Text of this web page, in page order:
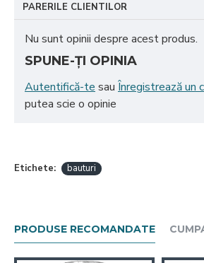
PARERILE CLIENTILOR
Nu sunt opinii despre acest produs.
SPUNE-ŢI OPINIA
Autentifică-te sau Înregistrează un
putea scie o opinie
Etichete: bauturi
PRODUSE RECOMANDATE